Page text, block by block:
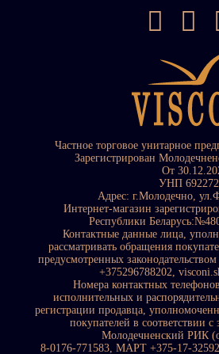
Частное торговое унитарное
Зарегистрирован
От
УНП
Адрес: г.Молодечно,
Интернет-магазин
Республики
Контактные данные лица,
рассматривать обращения
предусмотренных
+375296788202,
Номера контактных
исполнительных и
регистрации продавца,
покупателей в соответствии с
Молодечненский РИК
8-0176-771583, МАРТ +375-17-